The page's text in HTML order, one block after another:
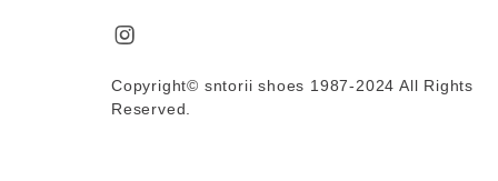
Copyright© sntorii shoes 1987-2024 All Rights
Reserved.